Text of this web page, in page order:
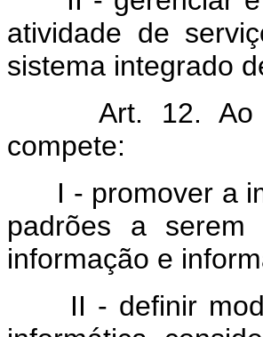
atividade de
sistema integrado
Art. 12. Ao
compete:
I - promover a
padrões a serem
informação e
II - definir